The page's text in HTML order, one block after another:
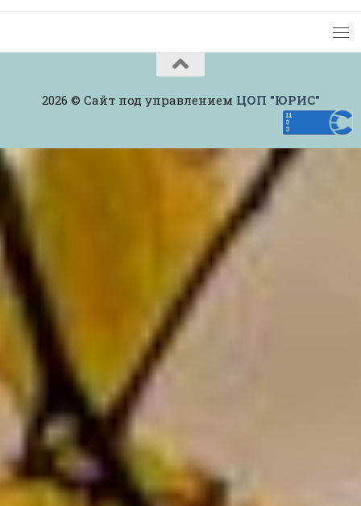
2026 © Сайт под управлением ЦОП "ЮРИС"